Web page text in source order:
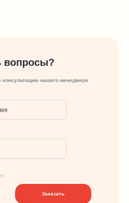
вопросы?
консультацию нашего менеджера
Заказать